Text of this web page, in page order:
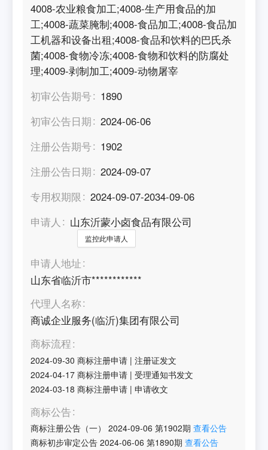
4008-农业粮食加工;4008-生产用食品的加
工;4008-蔬菜腌制;4008-食品加工;4008-食品加
工机器和设备出租;4008-食品和饮料的巴氏杀
菌;4008-食物冷冻;4008-食物和饮料的防腐处
理;4009-剥制加工;4009-动物屠宰
初审公告期号
1890
初审公告日期
2024-06-06
注册公告期号
1902
注册公告日期
2024-09-07
专用权期限
2024-09-07-2034-09-06
申请人
山东沂蒙小卤食品有限公司
监控此申请人
申请人地址
山东省临沂市************
代理人名称
商诚企业服务(临沂)集团有限公司
商标流程
2024-09-30 商标注册申请 |注册证发文
2024-04-17 商标注册申请 |受理通知书发文
2024-03-18 商标注册申请 |申请收文
商标公告
商标注册公告（一） 2024-09-06 第1902期 查看公告
商标初步审定公告 2024-06-06 第1890期 查看公告